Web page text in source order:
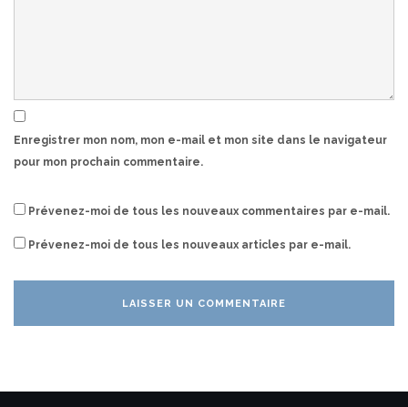
Enregistrer mon nom, mon e-mail et mon site dans le navigateur
pour mon prochain commentaire.
Prévenez-moi de tous les nouveaux commentaires par e-mail.
Prévenez-moi de tous les nouveaux articles par e-mail.